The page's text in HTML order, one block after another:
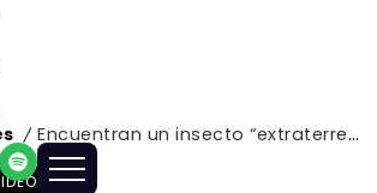
/ Encuentran un insecto “extraterrestre” de hace 100 millones de años